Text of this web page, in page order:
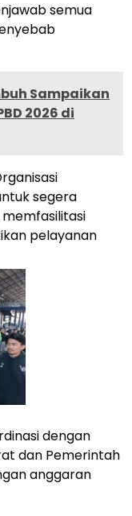
semua
Sampaikan
2026 di
segera
pelayanan
dengan
dan Pemerintah
anggaran